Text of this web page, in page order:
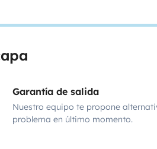
Garantía de salida
Nuestro equipo te propone
problema en último momento.